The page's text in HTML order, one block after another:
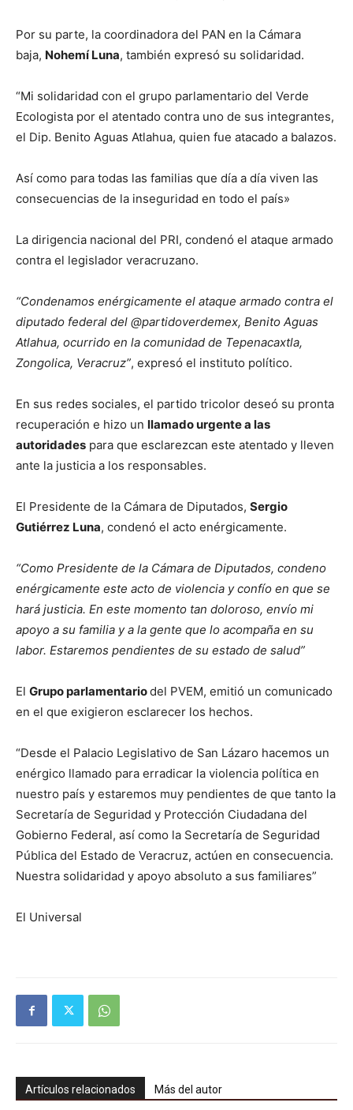
Por su parte, la coordinadora del PAN en la Cámara
baja, Nohemí Luna, también expresó su solidaridad.
“Mi solidaridad con el grupo parlamentario del Verde
Ecologista por el atentado contra uno de sus integrantes,
el Dip. Benito Aguas Atlahua, quien fue atacado a balazos.
Así como para todas las familias que día a día viven las
consecuencias de la inseguridad en todo el país»
La dirigencia nacional del PRI, condenó el ataque armado
contra el legislador veracruzano.
“Condenamos enérgicamente el ataque armado contra el
diputado federal del @partidoverdemex, Benito Aguas
Atlahua, ocurrido en la comunidad de Tepenacaxtla,
Zongolica, Veracruz”, expresó el instituto político.
En sus redes sociales, el partido tricolor deseó su pronta
recuperación e hizo un llamado urgente a las
autoridades para que esclarezcan este atentado y lleven
ante la justicia a los responsables.
El Presidente de la Cámara de Diputados, Sergio
Gutiérrez Luna, condenó el acto enérgicamente.
“Como Presidente de la Cámara de Diputados, condeno
enérgicamente este acto de violencia y confío en que se
hará justicia. En este momento tan doloroso, envío mi
apoyo a su familia y a la gente que lo acompaña en su
labor. Estaremos pendientes de su estado de salud”
El Grupo parlamentariodel PVEM, emitió un comunicado
en el que exigieron esclarecer los hechos.
“Desde el Palacio Legislativo de San Lázaro hacemos un
enérgico llamado para erradicar la violencia política en
nuestro país y estaremos muy pendientes de que tanto la
Secretaría de Seguridad y Protección Ciudadana del
Gobierno Federal, así como la Secretaría de Seguridad
Pública del Estado de Veracruz, actúen en consecuencia.
Nuestra solidaridad y apoyo absoluto a sus familiares”
El Universal
Artículos relacionados Más del autor